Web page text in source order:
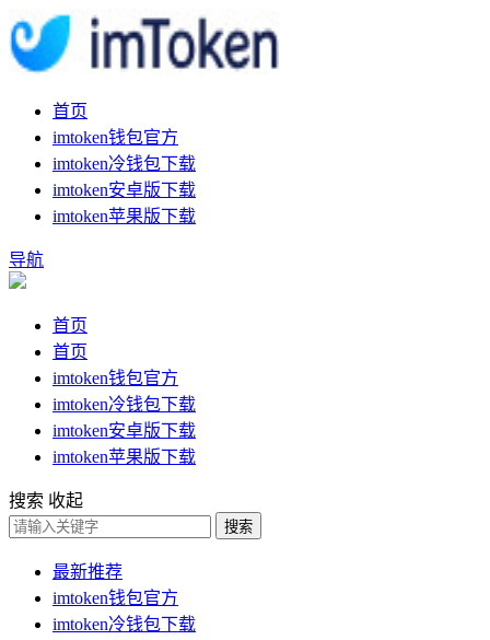
首页
imtoken钱包官方
imtoken冷钱包下载
imtoken安卓版下载
imtoken苹果版下载
导航
首页
首页
imtoken钱包官方
imtoken冷钱包下载
imtoken安卓版下载
imtoken苹果版下载
搜索 收起
搜索
最新推荐
imtoken钱包官方
imtoken冷钱包下载